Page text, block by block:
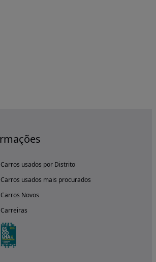
Carros usados por Distrito
Carros usados mais procurados
Carros Novos
Carreiras